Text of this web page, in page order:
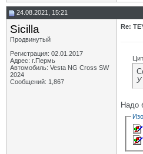
24.08.2021, 15:21
Sicilla
Продвинутый
Регистрация: 02.01.2017
Адрес: г.Пермь
Автомобиль: Vesta NG Cross SW
2024
Сообщений: 1,867
Re:
У
Надо